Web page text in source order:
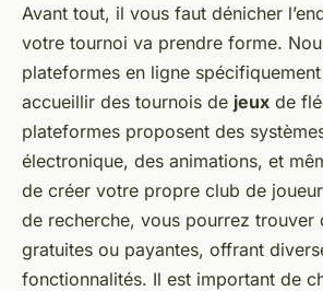
Avant tout, il vous faut dénicher
votre tournoi va prendre forme.
plateformes en ligne
accueillir des tournois de jeux de
plateformes proposent des
électronique, des animations, et
de créer votre propre club de
de recherche, vous pourrez trouver
gratuites ou payantes, offrant
fonctionnalités. Il est important de